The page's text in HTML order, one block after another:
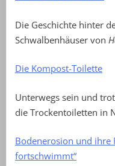
Die Geschichte hinter
Schwalbenhäuser von
Die Kompost-Toilette
Unterwegs sein und
die Trockentoiletten in
Bodenerosion und ihre
fortschwimmt“